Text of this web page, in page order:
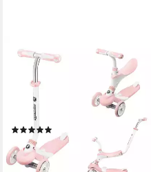
HYPERMOTION
Dreiradscooter Roller 5in1 -
Rosa
50 kg max. Benutzergewicht
Reichweite
39,90 €
lieferbar - in 3-4 Werktagen bei dir